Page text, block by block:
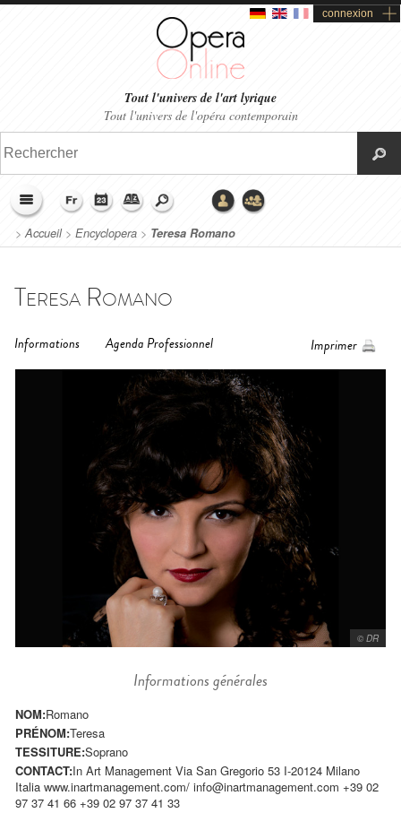
connexion
Tout l'univers de l'art lyrique
Tout l'univers de l'opéra contemporain
>Accueil> Encyclopera > Teresa Romano
Teresa Romano
Informations Agenda Professionnel Imprimer
© DR
Informations générales
NOM:Romano
PRÉNOM:Teresa
TESSITURE:Soprano
CONTACT:In Art Management Via San Gregorio 53 I-20124 Milano
Italia www.inartmanagement.com/ info@inartmanagement.com +39 02
97 37 41 66 +39 02 97 37 41 33